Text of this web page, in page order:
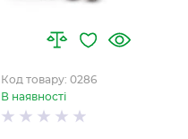
Код товару: 0286
В наявності